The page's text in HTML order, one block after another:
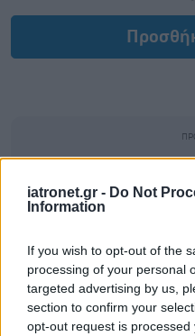
iatronet.gr - Do Not
Information
If you wish to opt-out of the
processing of your personal
targeted advertising by us,
section to confirm your
opt-out request is